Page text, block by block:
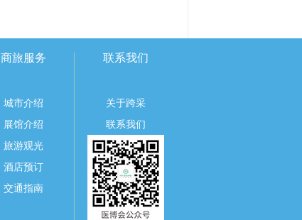
商旅服务
城市介绍
展馆介绍
旅游观光
酒店预订
交通指南
联系我们
关于跨采
联系我们